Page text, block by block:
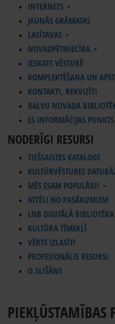
INTERNETS
JAUNĀS GRĀMATAS
LASĪTAVAS
NOVADPĒTNIECĪBA
IESKATS VĒSTURĒ
KOMPLEKTĒŠANA UN
KONTAKTI, REKVIZĪTI
BALVU NOVADA
ES INFORMĀCIJAS PUNKTS
NODERĪGI RESURSI
TIEŠSAISTES KATALOGS
KULTŪRVĒSTURES
MĒS ESAM POPULĀRI!
ATTĒLI NO PASĀKUMIEM
LNB DIGITĀLĀ BIBLIOTĒKA
KULTŪRA TĪMEKLĪ
VĒRTS IZLASĪT!
PROFESIONĀLIE RESURSI
O.SLIŠĀNS
PIEKĻŪSTAMĪBAS